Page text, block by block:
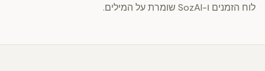
לוח הזמנים ו-SozAI שומרת על המילים.